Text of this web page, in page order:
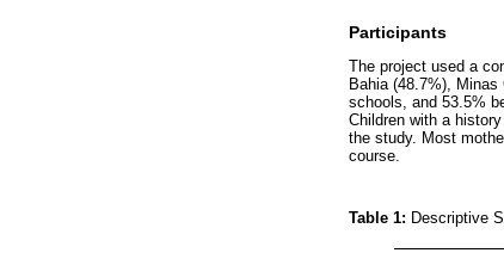
Participants
The project used a
Bahia (48.7%),
schools, and 53.5%
Children with a
the study. Most
course.
Table 1: Descriptive